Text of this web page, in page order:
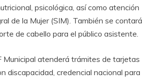
psicológica, así como atención
de la Mujer (SIM). También se contará
de cabello para el público asistente.
Municipal atenderá trámites de tarjetas
discapacidad, credencial nacional para